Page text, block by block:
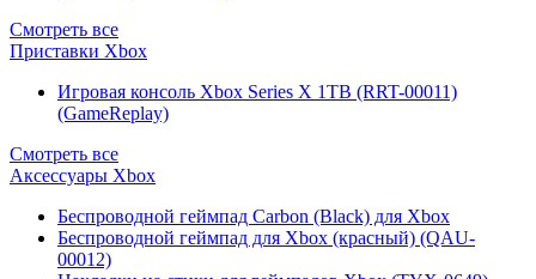
Смотреть все
Приставки Xbox
Игровая консоль Xbox Series X 1TB (RRT-00011)
(GameReplay)
Смотреть все
Аксессуары Xbox
Беспроводной геймпад Carbon (Black) для Xbox
Беспроводной геймпад для Xbox (красный) (QAU-
00012)